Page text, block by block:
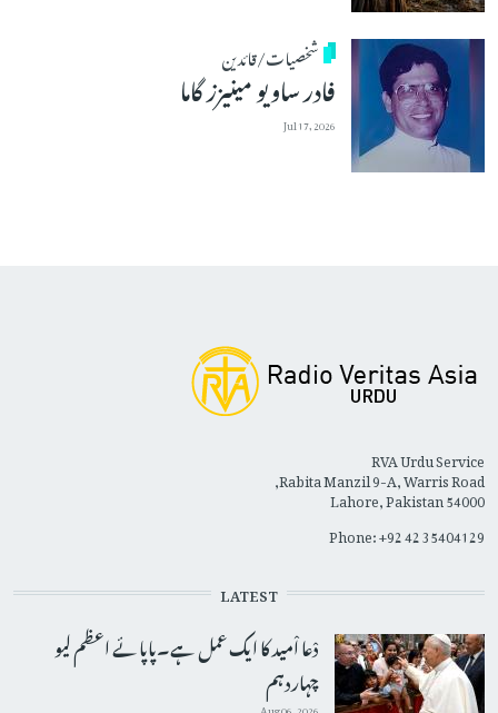
شخصیات/قائدین
فادر ساویو مینیزز گاما
Jul 17, 2026
RVA Urdu Service
Rabita Manzil 9-A, Warris Road,
Lahore, Pakistan 54000
Phone: +92 42 35404129
LATEST
دْعا اْمید کا ایک عمل ہے۔پاپائے اعظم لیو
چہاردہم